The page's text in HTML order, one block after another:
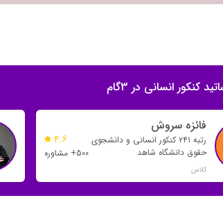
کنکور انسانی در 3گام
فائزه سروش
رتبه ۲۴۱ کنکور انسانی و دانشجوی
حقوق دانشگاه شاهد
کلاس
4.6
500+ مشاوره